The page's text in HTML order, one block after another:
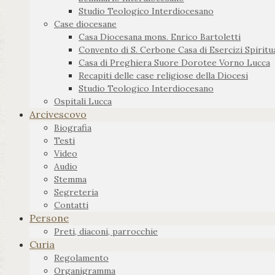
Studio Teologico Interdiocesano
Case diocesane
Casa Diocesana mons. Enrico Bartoletti
Convento di S. Cerbone Casa di Esercizi
Casa di Preghiera Suore Dorotee Vorno Lucca
Recapiti delle case religiose della Diocesi
Studio Teologico Interdiocesano
Ospitali Lucca
Arcivescovo
Biografia
Testi
Video
Audio
Stemma
Segreteria
Contatti
Persone
Preti, diaconi, parrocchie
Curia
Regolamento
Organigramma